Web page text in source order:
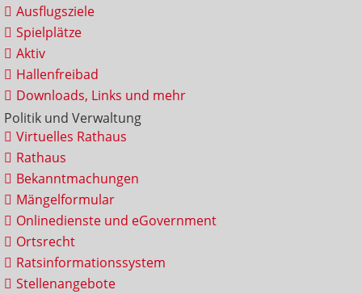
Ausflugsziele
Spielplätze
Aktiv
Hallenfreibad
Downloads, Links und mehr
Politik und Verwaltung
Virtuelles Rathaus
Rathaus
Bekanntmachungen
Mängelformular
Onlinedienste und eGovernment
Ortsrecht
Ratsinformationssystem
Stellenangebote